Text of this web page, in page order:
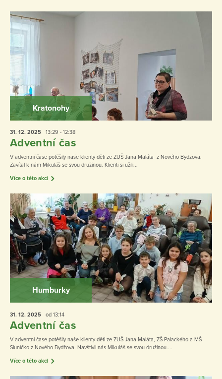
Kratonohy
31. 12. 2025 13:29 - 12:38
Adventní čas
V adventní čase potěšily naše klienty děti ze ZUŠ Jana Maláta z Nového Bydžova.
Zavítal k nám Mikuláš se svou družinou. Klienti si užili...
Více o této akci
Humburky
31. 12. 2025 od 13:14
Adventní čas
V adventní čase potěšily naše klienty děti ze ZUŠ Jana Maláta, ZŠ Palackého a MŠ
Sluníčko z Nového Bydžova. Navštívil nás Mikuláš se svou družinou....
Více o této akci